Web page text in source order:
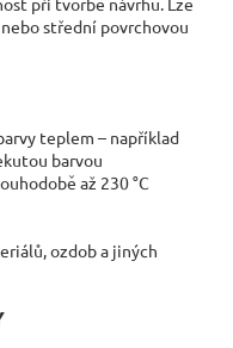
střední povrchovou
teplem – například
barvou
až 230 °C
ozdob a jiných